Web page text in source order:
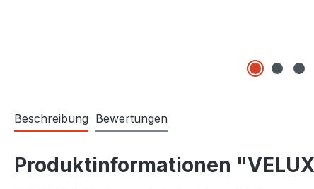
Beschreibung Bewertungen
Produktinformationen